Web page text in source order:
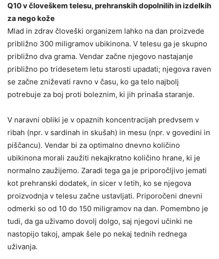
Q10 v človeškem telesu, prehranskih dopolnilih in izdelkih
za nego kože
Mlad in zdrav človeški organizem lahko na dan proizvede
približno 300 miligramov ubikinona. V telesu ga je skupno
približno dva grama. Vendar začne njegovo nastajanje
približno po tridesetem letu starosti upadati; njegova raven
se začne zniževati ravno v času, ko ga telo najbolj
potrebuje za boj proti boleznim, ki jih prinaša staranje.
V naravni obliki je v opaznih koncentracijah predvsem v
ribah (npr. v sardinah in skušah) in mesu (npr. v govedini in
piščancu). Vendar bi za optimalno dnevno količino
ubikinona morali zaužiti nekajkratno količino hrane, ki je
normalno zaužijemo. Zaradi tega ga je priporočljivo jemati
kot prehranski dodatek, in sicer v letih, ko se njegova
proizvodnja v telesu začne ustavljati. Priporočeni dnevni
odmerki so od 10 do 150 miligramov na dan. Pomembno je
tudi, da ga uživamo dovolj dolgo, saj njegovi učinki ne
nastopijo takoj, ampak šele po nekaj tednih rednega
uživanja.